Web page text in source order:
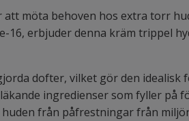
möta behoven hos extra torr
16, erbjuder denna kräm trippel
dofter, vilket gör den idealisk
ingredienser som fyller på
från påfrestningar från